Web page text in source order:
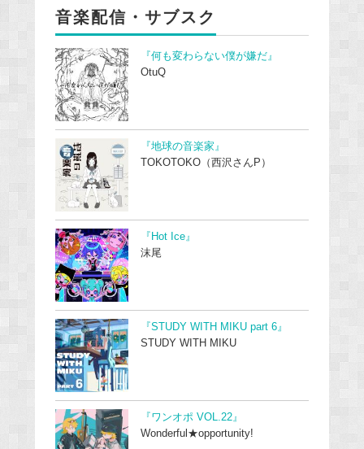
音楽配信・サブスク
『何も変わらない僕が嫌だ』
OtuQ
『地球の音楽家』
TOKOTOKO（西沢さんP）
『Hot Ice』
沫尾
『STUDY WITH MIKU part 6』
STUDY WITH MIKU
『ワンオポ VOL.22』
Wonderful★opportunity!